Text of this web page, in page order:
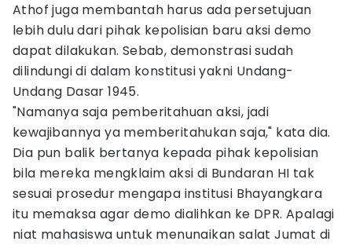
Athof juga membantah harus ada persetujuan
lebih dulu dari pihak kepolisian baru aksi demo
dapat dilakukan. Sebab, demonstrasi sudah
dilindungi di dalam konstitusi yakni Undang-
Undang Dasar 1945.
"Namanya saja pemberitahuan aksi, jadi
kewajibannya ya memberitahukan saja," kata dia.
Dia pun balik bertanya kepada pihak kepolisian
bila mereka mengklaim aksi di Bundaran HI tak
sesuai prosedur mengapa institusi Bhayangkara
itu memaksa agar demo dialihkan ke DPR. Apalagi
niat mahasiswa untuk menunaikan salat Jumat di